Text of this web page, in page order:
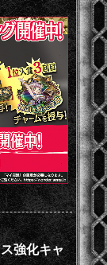
強化キャ